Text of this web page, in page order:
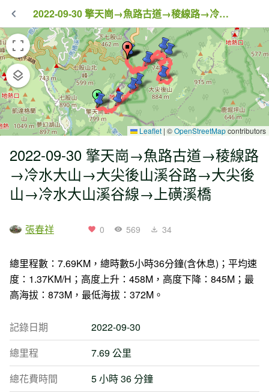
2022-09-30 擎天崗→魚路古道→稜線路→冷水大山→大尖後山溪谷路→大尖後山→冷水大山溪谷線→上磺溪橋
Leaflet | ©OpenStreetMapcontributors
2022-09-30 擎天崗→魚路古道→稜線路
→冷水大山→大尖後山溪谷路→大尖後
山→冷水大山溪谷線→上磺溪橋
張春祥 0 569 34
總里程數：7.69KM，總時數5小時36分鐘(含休息)；平均速
度：1.37KM/H；高度上升：458M，高度下降：845M；最
高海拔：873M，最低海拔：372M。
記錄日期
2022-09-30
總里程
7.69 公里
總花費時間
5 小時 36 分鐘